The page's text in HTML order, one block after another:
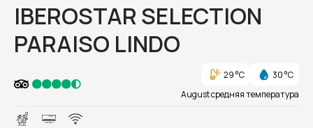
IBEROSTAR SELECTION
PARAISO LINDO
29 °C
30 °C
August средняя температура